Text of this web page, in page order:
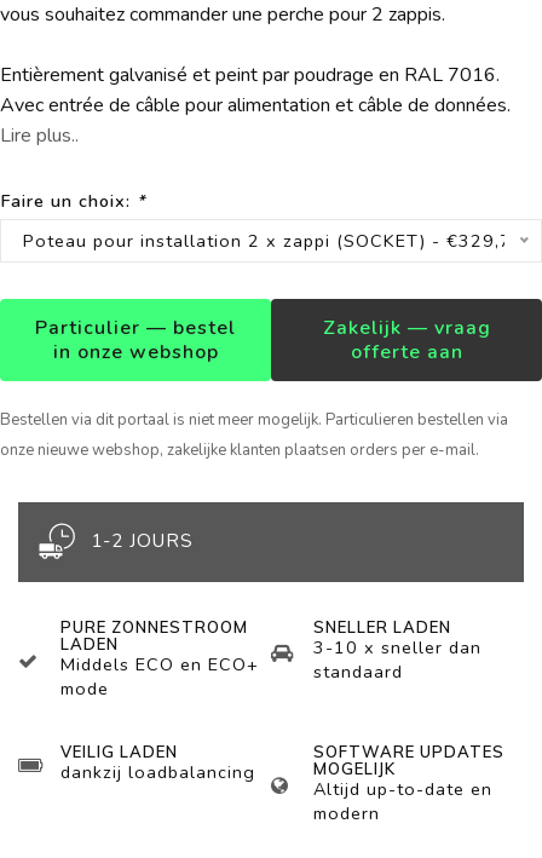
vous souhaitez commander une perche pour 2 zappis.
Entièrement galvanisé et peint par poudrage en RAL 7016.
Avec entrée de câble pour alimentation et câble de données.
Lire plus..
Faire un choix: *
Poteau pour installation 2 x zappi (SOCKET) - €329,75
Particulier — bestel
in onze webshop
Zakelijk — vraag
offerte aan
Bestellen via dit portaal is niet meer mogelijk. Particulieren bestellen via
onze nieuwe webshop, zakelijke klanten plaatsen orders per e-mail.
1-2 JOURS
PURE ZONNESTROOM
LADEN
Middels ECO en ECO+
mode
SNELLER LADEN
3-10 x sneller dan
standaard
VEILIG LADEN
dankzij loadbalancing
SOFTWARE UPDATES
MOGELIJK
Altijd up-to-date en
modern